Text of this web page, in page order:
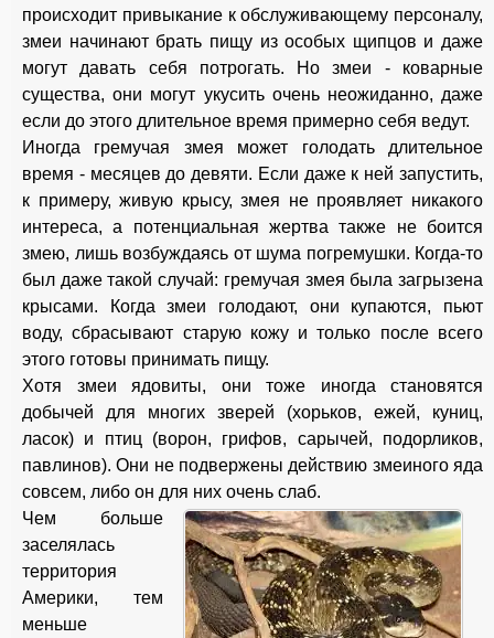
происходит привыкание к обслуживающему персоналу,
змеи начинают брать пищу из особых щипцов и даже
могут давать себя потрогать. Но змеи - коварные
существа, они могут укусить очень неожиданно, даже
если до этого длительное время примерно себя ведут.
Иногда гремучая змея может голодать длительное
время - месяцев до девяти. Если даже к ней запустить,
к примеру, живую крысу, змея не проявляет никакого
интереса, а потенциальная жертва также не боится
змею, лишь возбуждаясь от шума погремушки. Когда-то
был даже такой случай: гремучая змея была загрызена
крысами. Когда змеи голодают, они купаются, пьют
воду, сбрасывают старую кожу и только после всего
этого готовы принимать пищу.
Хотя змеи ядовиты, они тоже иногда становятся
добычей для многих зверей (хорьков, ежей, куниц,
ласок) и птиц (ворон, грифов, сарычей, подорликов,
павлинов). Они не подвержены действию змеиного яда
совсем, либо он для них очень слаб.
Чем больше
заселялась
территория
Америки, тем
меньше